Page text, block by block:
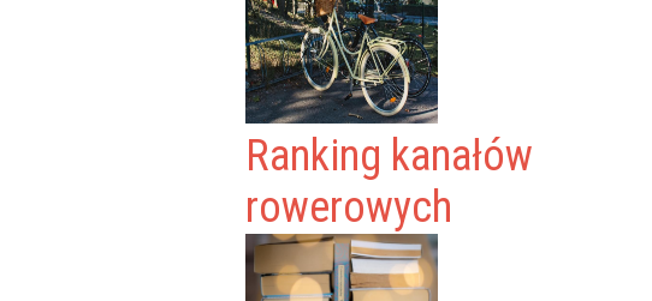
Ranking kanałów
rowerowych